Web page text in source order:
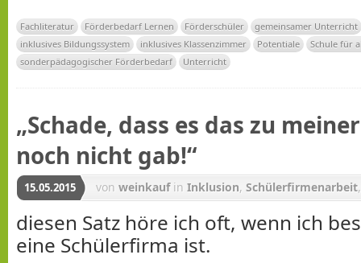
Fachliteratur Förderbedarf Lernen Förderschüler
gemeinsamer Unterricht
inklusives Bildungssystem
inklusives Klassenzimmer Potentiale
Schule für
sonderpädagogischer Förderbedarf
Unterricht
„Schade, dass es das zu
noch nicht gab!“
15.05.2015 von weinkauf in Inklusion, Schülerfirmenarbeit
diesen Satz höre ich oft, wenn ich
eine Schülerfirma ist.